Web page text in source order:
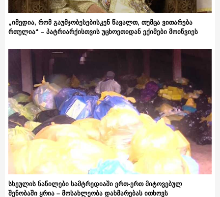
„იმედია, რომ გაუმჯობესებისკენ წავალთ, თუმცა ვითარება
რთულია“ – პატრიარქისთვის უცხოეთიდან ექიმები მოიწვიეს
სხეულის ნაწილები სამტრედიაში ერთ-ერთ მიტოვებულ
შენობაში ყრია – მოსახლეობა დახმარებას ითხოვს